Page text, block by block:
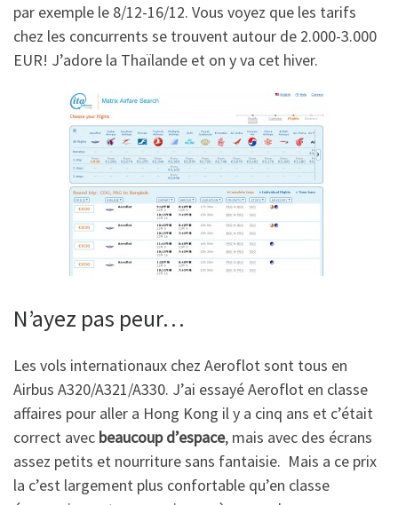
par exemple le 8/12-16/12. Vous voyez que les tarifs
chez les concurrents se trouvent autour de 2.000-3.000
EUR! J’adore la Thaïlande et on y va cet hiver.
N’ayez pas peur…
Les vols internationaux chez Aeroflot sont tous en
Airbus A320/A321/A330. J’ai essayé Aeroflot en classe
affaires pour aller a Hong Kong il y a cinq ans et c’était
correct avec beaucoup d’espace, mais avec des écrans
assez petits et nourriture sans fantaisie. Mais a ce prix
la c’est largement plus confortable qu’en classe